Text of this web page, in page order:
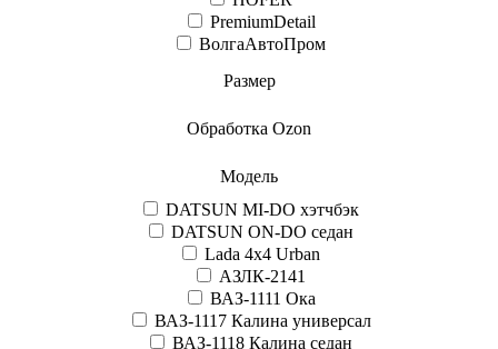
PremiumDetail
ВолгаАвтоПром
Размер
Обработка Ozon
Модель
DATSUN MI-DO хэтчбэк
DATSUN ON-DO седан
Lada 4x4 Urban
АЗЛК-2141
ВАЗ-1111 Ока
ВАЗ-1117 Калина универсал
ВАЗ-1118 Калина седан